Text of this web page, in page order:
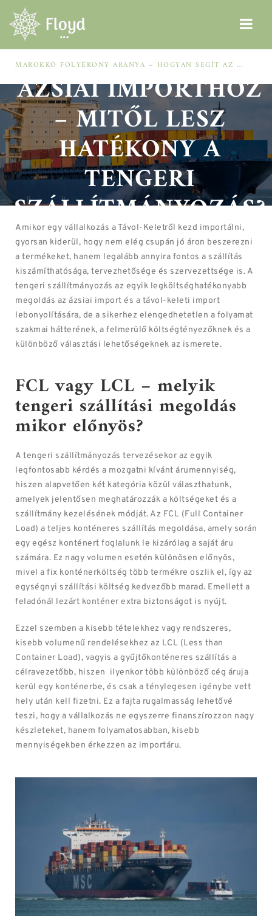
MAROKKÓ FOLYÉKONY ARANYA – HOGYAN SEGÍT AZ ARGÁNOLAJ A SZÁRAZ, MEGVISELT TINCSEKEN?
ÚTMUTATÓ AZ
ÁZSIAI IMPORTHOZ
– MITŐL LESZ
HATÉKONY A
TENGERI
SZÁLLÍTMÁNYOZÁS?
Amikor egy vállalkozás a Távol-Keletről kezd importálni,
gyorsan kiderül, hogy nem elég csupán jó áron beszerezni
a termékeket, hanem legalább annyira fontos a szállítás
kiszámíthatósága, tervezhetősége és szervezettsége is. A
tengeri szállítmányozás az egyik legköltséghatékonyabb
megoldás az ázsiai import és a távol-keleti import
lebonyolítására, de a sikerhez elengedhetetlen a folyamat
szakmai hátterének, a felmerülő költségtényezőknek és a
különböző választási lehetőségeknek az ismerete.
FCL vagy LCL – melyik
tengeri szállítási megoldás
mikor előnyös?
A tengeri szállítmányozás tervezésekor az egyik
legfontosabb kérdés a mozgatni kívánt árumennyiség,
hiszen alapvetően két kategória közül választhatunk,
amelyek jelentősen meghatározzák a költségeket és a
szállítmány kezelésének módját. Az FCL (Full Container
Load) a teljes konténeres szállítás megoldása, amely során
egy egész konténert foglalunk le kizárólag a saját áru
számára. Ez nagy volumen esetén különösen előnyös,
mivel a fix konténerköltség több termékre oszlik el, így az
egységnyi szállítási költség kedvezőbb marad. Emellett a
feladónál lezárt konténer extra biztonságot is nyújt.
Ezzel szemben a kisebb tételekhez vagy rendszeres,
kisebb volumenű rendelésekhez az LCL (Less than
Container Load), vagyis a gyűjtőkonténeres szállítás a
célravezetőbb, hiszen ilyenkor több különböző cég áruja
kerül egy konténerbe, és csak a ténylegesen igénybe vett
hely után kell fizetni. Ez a fajta rugalmasság lehetővé
teszi, hogy a vállalkozás ne egyszerre finanszírozzon nagy
készleteket, hanem folyamatosabban, kisebb
mennyiségekben érkezzen az importáru.